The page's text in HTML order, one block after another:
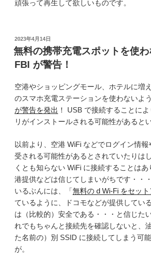
頑張って再生して欲しいものです。
投
稿
日:
2023年4月14日
無料の携帯充電スポットを使わ
FBI が警告！
空港やショッピングモール、ホテルに増
のスマホ充電ステーションを使わないよう
が警告を発出 ！ USB で接続することに
リがインストールされる可能性があると
以前より、空港 WiFi などでログイン情
受される可能性があるとされていたりは
くとも知らない WiFi に接続することは
港提供などは信じてしまいがちです・・
いるぶんには、「無料の d Wi-Fi をセッ
ているように、ドコモなどが提供してい
は（比較的）安全である・・・と信じた
れでもちゃんと接続先を確認しないと、
た名前の）別 SSID に接続してしまう可
が。